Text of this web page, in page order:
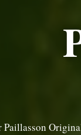
Paillasson